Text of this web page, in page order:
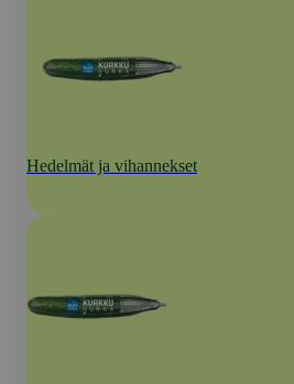
Hedelmät ja vihannekset